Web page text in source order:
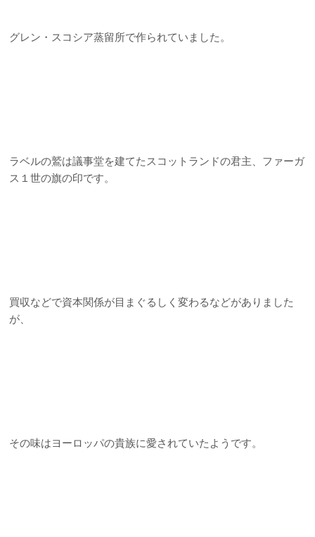
グレン・スコシア蒸留所で作られていました。
ラベルの鷲は議事堂を建てたスコットランドの君主、ファーガ
ス１世の旗の印です。
買収などで資本関係が目まぐるしく変わるなどがありました
が、
その味はヨーロッパの貴族に愛されていたようです。